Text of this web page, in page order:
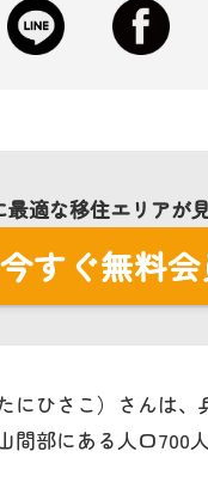
e
e
b
o
最適な移住エリアが
今すぐ無料
にひさこ）さんは
部にある人口700